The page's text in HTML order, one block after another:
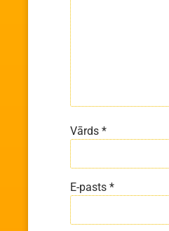
Vārds *
E-pasts *